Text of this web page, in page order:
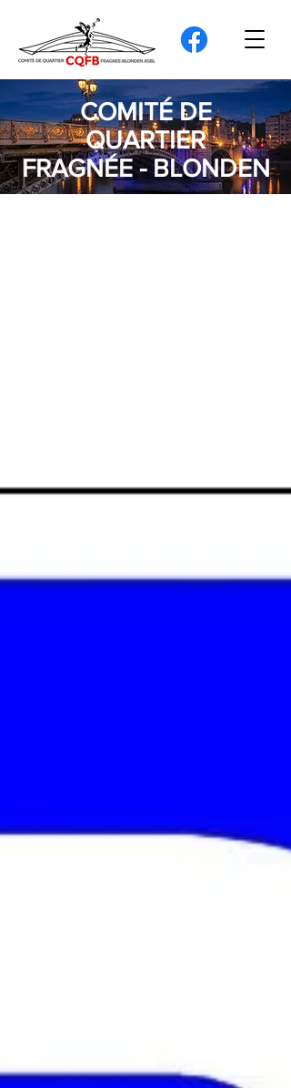
COMITÉ DE
QUARTIER
FRAGNÉE - BLONDEN